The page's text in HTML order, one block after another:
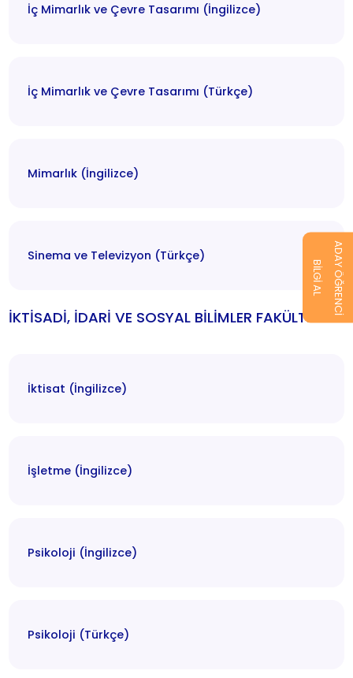
İç Mimarlık ve Çevre Tasarımı (İngilizce)
İç Mimarlık ve Çevre Tasarımı (Türkçe)
Mimarlık (İngilizce)
Sinema ve Televizyon (Türkçe)
İKTİSADİ, İDARİ VE SOSYAL BİLİMLER FAKÜLTESİ
İktisat (İngilizce)
İşletme (İngilizce)
Psikoloji (İngilizce)
Psikoloji (Türkçe)
BİLGİ AL ADAY ÖĞRENCİ